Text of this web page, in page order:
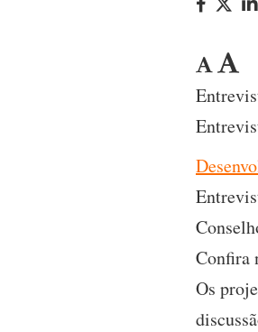
Confira
Os